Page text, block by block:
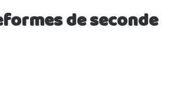
de seconde